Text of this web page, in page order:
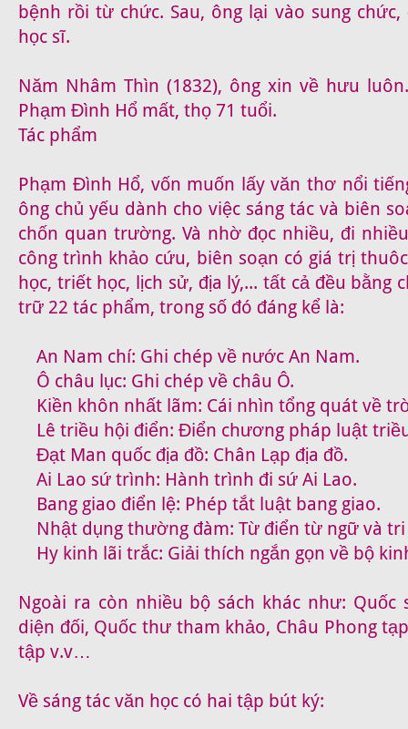
bệnh rồi từ chức. Sau, ông lại vào sung chức,
học sĩ.
Năm Nhâm Thìn (1832), ông xin về hưu
Phạm Đình Hổ mất, thọ 71 tuổi.
Tác phẩm
Phạm Đình Hổ, vốn muốn lấy văn thơ nổi
ông chủ yếu dành cho việc sáng tác và biên
chốn quan trường. Và nhờ đọc nhiều, đi
công trình khảo cứu, biên soạn có giá trị
học, triết học, lịch sử, địa lý,... tất cả đều bằng
trữ 22 tác phẩm, trong số đó đáng kể là:
An Nam chí: Ghi chép về nước An Nam.
Ô châu lục: Ghi chép về châu Ô.
Kiền khôn nhất lãm: Cái nhìn tổng quát về
Lê triều hội điển: Điển chương pháp luật
Đạt Man quốc địa đồ: Chân Lạp địa đồ.
Ai Lao sứ trình: Hành trình đi sứ Ai Lao.
Bang giao điển lệ: Phép tắt luật bang giao.
Nhật dụng thường đàm: Từ điển từ ngữ và
Hy kinh lãi trắc: Giải thích ngắn gọn về bộ
Ngoài ra còn nhiều bộ sách khác như: Quốc
diện đối, Quốc thư tham khảo, Châu Phong
tập v.v…
Về sáng tác văn học có hai tập bút ký: